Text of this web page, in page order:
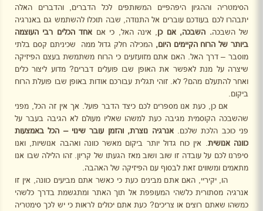
הסימטריה וההגיון היפהפיים המשותפים לכל הדברים, והדברים האלה
יתבהרו לכם בעודכם עוברים אל התנודה, שבה תוכלו להשתמש גם באנרגיה
של השבכה. השבכה, אם כן , אינה האל, כי אם אחד הכלים רבי העוצמה
ביותר של הרוח הקיימים היום, המכילה חלק גדול ממה
שכיניתם קסם בלתי
מוסבר – דרך האל. האם אתם מזועזעים כי הרוח משתמשת בעצם הפיזיקה
שיצרה על מנת לאפשר את האופן שבו פועלים דברים? מדוע ליצור כלים
ואחר להתעלם מהם? לא. זוהי תגלית עבורכם אודות באופן שבו פועלת הרוח
ביקום.
אם כן, כעת אנו מספרים לכם כיצד הדבר פועל. אך אין זה הכל, מפני
שהשבכה הקוסמית מגיבה כעת למשהו שאליו מעולם לא הגיבה בעבר על
פני כוכב הלכת שלכם.אנרגיה נוצרת, והזמן עובר שינוי – הכל באמצעות
כוונה אנושית . אין כוח גדול יותר ביקום מאשר כוונה ואהבה אנושיות, ואנו
סיפרנו לכם על עובדה זו שוב ושוב מאז הגעתו של קריון. זהו הלילה שבו אנו
מתאמים ומשווים זאת לבסוף עם הפיזיקה של האהבה.
הו, יקיריי, האם אתם מבינים כעת כי כאשר אתם מביעים כוונה, אין זו
אנרגיה מסתורית כלשהי המעופפת אל תוך האתר ומתגשמת בדרך כלשהי
כמשהו שאתם רוצים או צריכים? כעת אתם יכולים לראות כי יש לכך סימטריה